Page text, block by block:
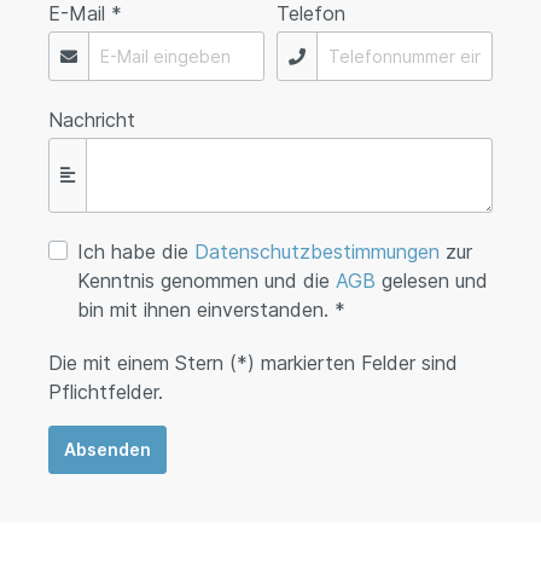
E-Mail * Telefon
Nachricht
Ich habe die Datenschutzbestimmungen zur
Kenntnis genommen und die AGB gelesen und
bin mit ihnen einverstanden. *
Die mit einem Stern (*) markierten Felder sind
Pflichtfelder.
Absenden